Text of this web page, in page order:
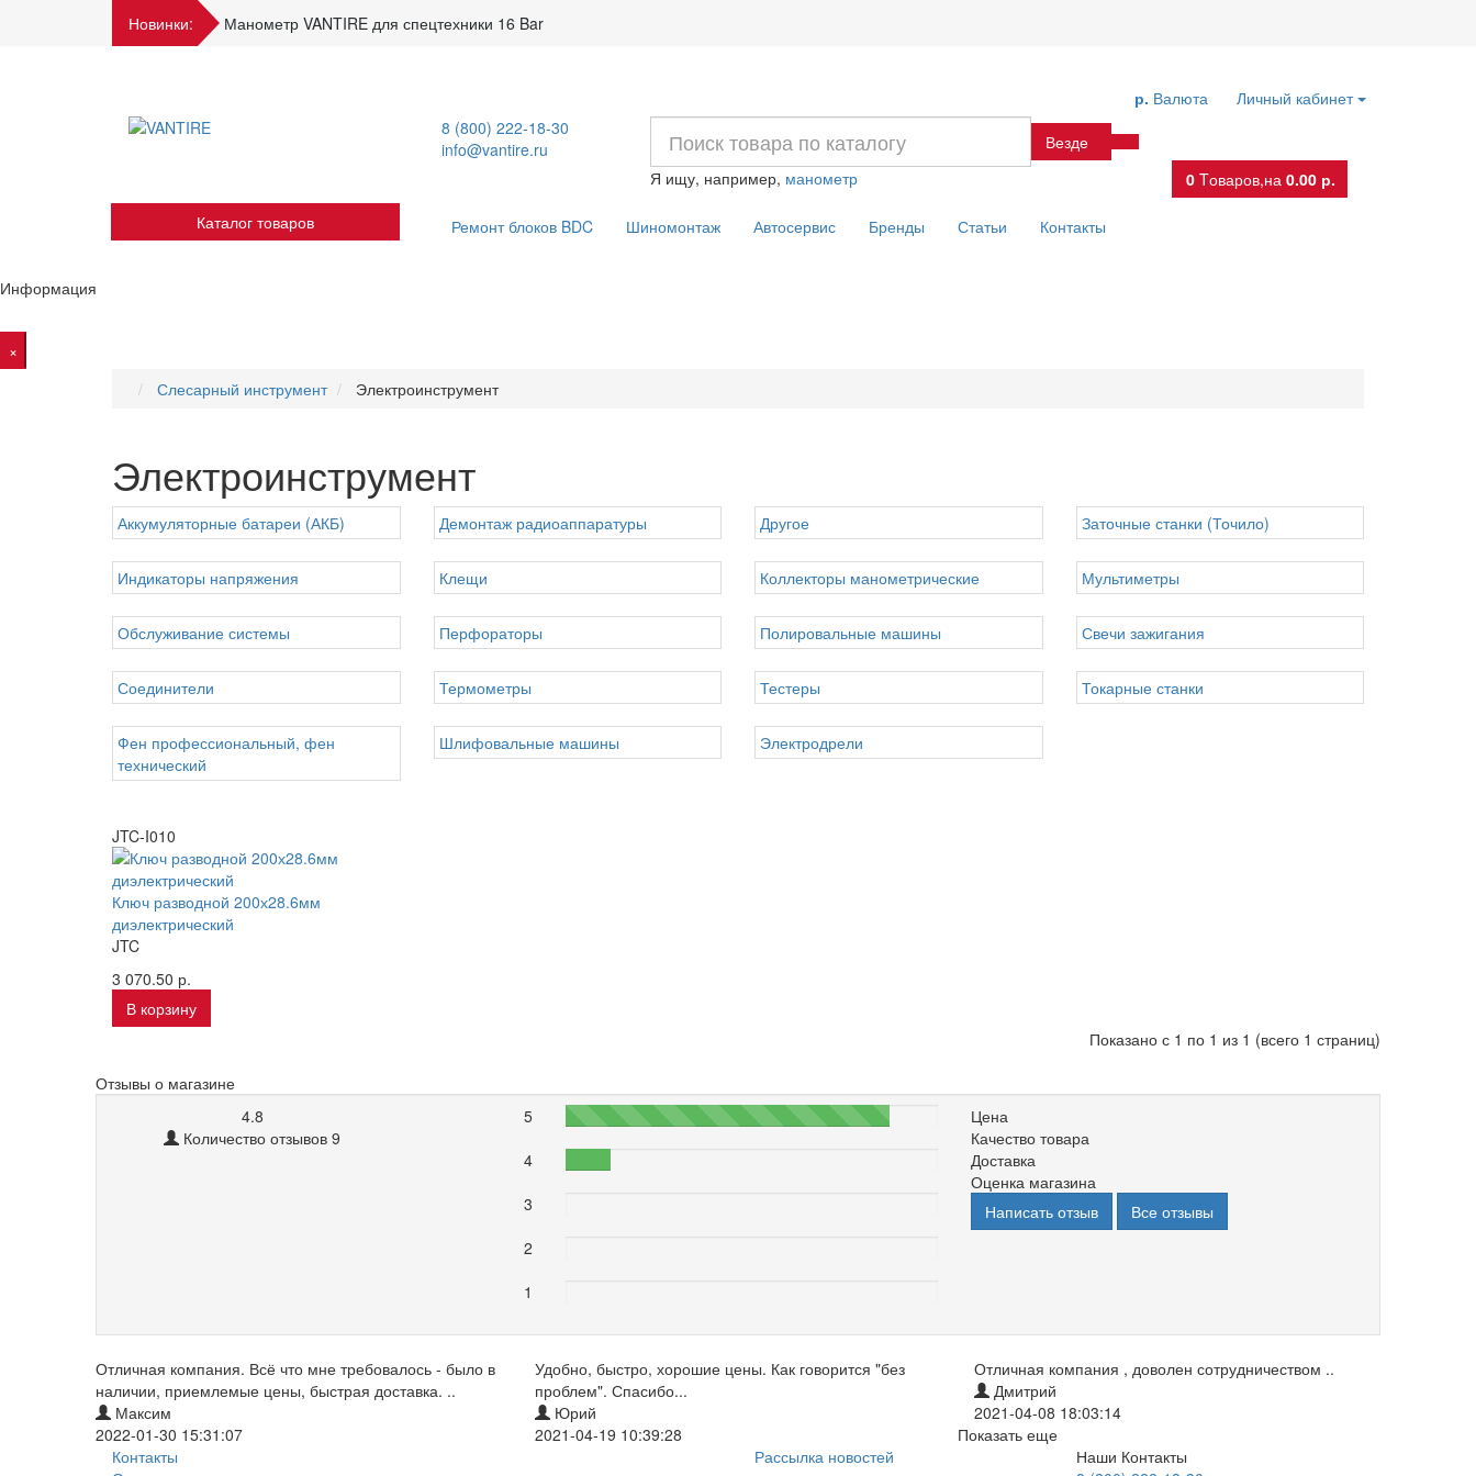
Новинки: Манометр VANTIRE для спецтехники 16 Bar
Личный кабинет
р. Валюта
8 (800) 222-18-30
info@vantire.ru
Везде
Я ищу, например, манометр 0 Tоваров,на 0.00 р.
Каталог товаров
Ремонт блоков BDC Шиномонтаж Автосервис Бренды Статьи Контакты
Информация
×
Слесарный инструмент
Электроинструмент
Электроинструмент
Аккумуляторные батареи (АКБ) Демонтаж радиоаппаратуры Другое Заточные станки (Точило)
Индикаторы напряжения Клещи Коллекторы манометрические Мультиметры
Обслуживание системы Перфораторы Полировальные машины Свечи зажигания
Соединители Термометры Тестеры Токарные станки
Фен профессиональный, фен
технический
Шлифовальные машины Электродрели
JTC-I010
Ключ разводной 200х28.6мм
диэлектрический
JTC
3 070.50 р.
В корзину
Показано с 1 по 1 из 1 (всего 1 страниц)
Отзывы о магазине
4.8
Количество отзывов 9
5 87%
4
3
2
1
Цена
Качество товара
Доставка
Оценка магазина
Написать отзыв
Все отзывы
Отличная компания. Всё что мне требовалось - было в
наличии, приемлемые цены, быстрая доставка. ..
Максим
2022-01-30 15:31:07
Удобно, быстро, хорошие цены. Как говорится "без
проблем". Спасибо...
Юрий
2021-04-19 10:39:28
Отличная компания , доволен сотрудничеством ..
Дмитрий
2021-04-08 18:03:14
Показать еще
Контакты
Рассылка новостей
Наши Контакты